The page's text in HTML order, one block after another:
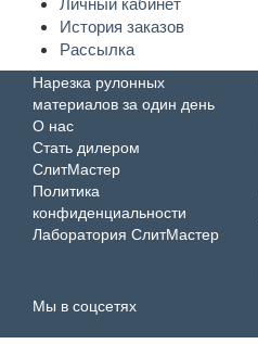
История заказов
Рассылка
Нарезка рулонных
материалов за один день
О нас
Стать дилером
СлитМастер
Политика
конфиденциальности
Лаборатория СлитМастер
Мы в соцсетях